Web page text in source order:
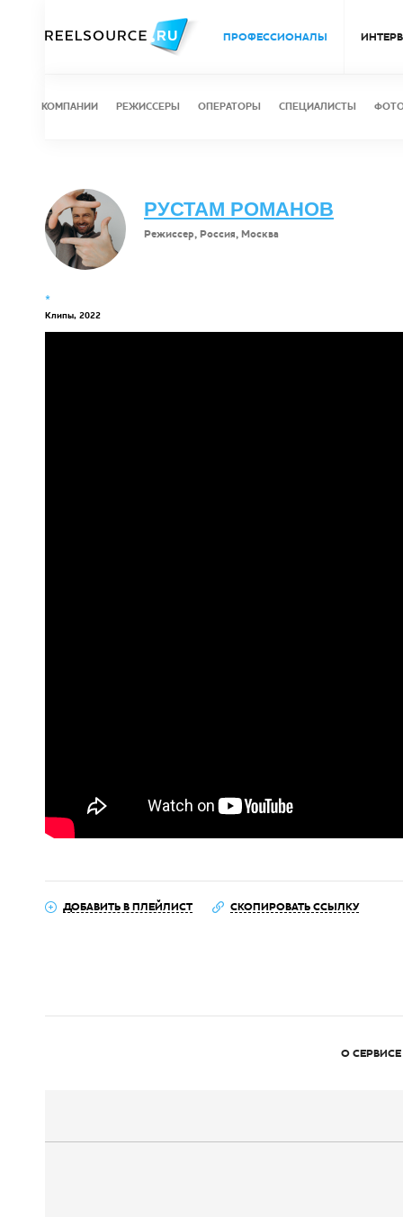
ПРОФЕССИОНАЛЫ
КОМПАНИИ РЕЖИССЕРЫ ОПЕРАТОРЫ СПЕЦИАЛИСТЫ
РУСТАМ РОМАНОВ
Режиссер, Россия, Москва
*
Клипы, 2022
ДОБАВИТЬ В ПЛЕЙЛИСТ СКОПИРОВАТЬ ССЫЛКУ
О СЕРВИСЕ